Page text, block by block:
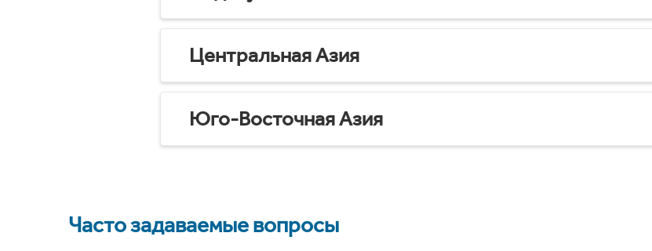
Центральная Азия
Юго-Восточная Азия
Часто задаваемые вопросы